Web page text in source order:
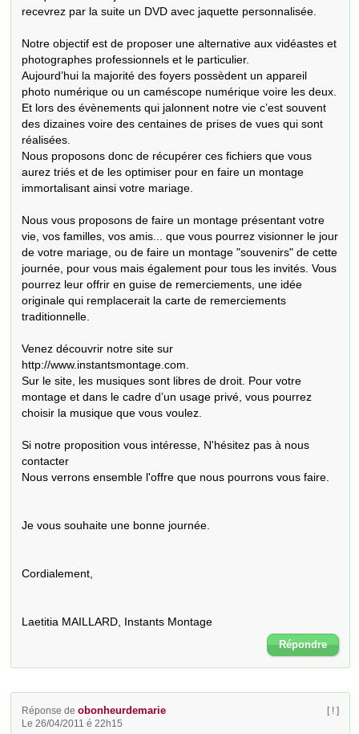
recevrez par la suite un DVD avec jaquette personnalisée.
Notre objectif est de proposer une alternative aux vidéastes et
photographes professionnels et le particulier.
Aujourd’hui la majorité des foyers possèdent un appareil
photo numérique ou un caméscope numérique voire les deux.
Et lors des évènements qui jalonnent notre vie c’est souvent
des dizaines voire des centaines de prises de vues qui sont
réalisées.
Nous proposons donc de récupérer ces fichiers que vous
aurez triés et de les optimiser pour en faire un montage
immortalisant ainsi votre mariage.
Nous vous proposons de faire un montage présentant votre
vie, vos familles, vos amis... que vous pourrez visionner le jour
de votre mariage, ou de faire un montage "souvenirs" de cette
journée, pour vous mais également pour tous les invités. Vous
pourrez leur offrir en guise de remerciements, une idée
originale qui remplacerait la carte de remerciements
traditionnelle.
Venez découvrir notre site sur
http://www.instantsmontage.com.
Sur le site, les musiques sont libres de droit. Pour votre
montage et dans le cadre d’un usage privé, vous pourrez
choisir la musique que vous voulez.
Si notre proposition vous intéresse, N'hésitez pas à nous
contacter
Nous verrons ensemble l'offre que nous pourrons vous faire.
Je vous souhaite une bonne journée.
Cordialement,
Laetitia MAILLARD, Instants Montage
Répondre
Réponse deobonheurdemarie
Le 26/04/2011 é 22h15
[ ! ]